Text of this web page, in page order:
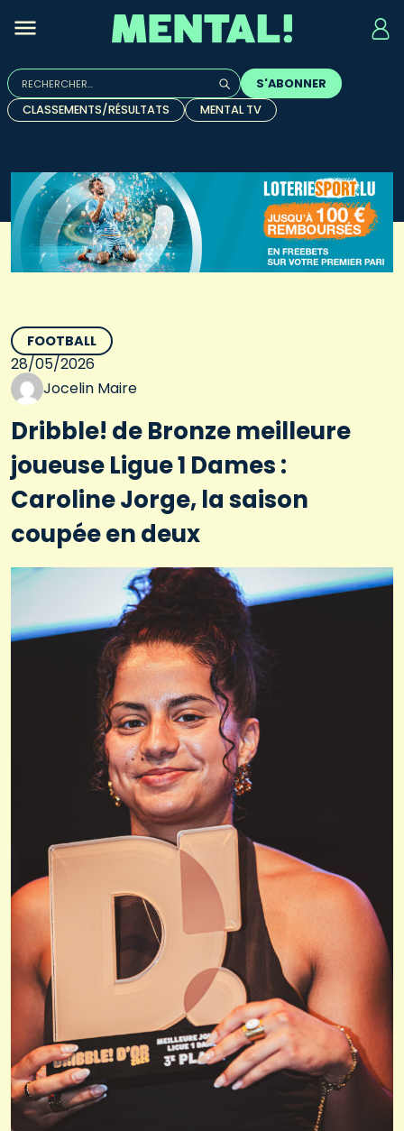
Rechercher :
Quand les résultats de l'auto-complétion sont
S'ABONNER
CLASSEMENTS/RÉSULTATS
MENTAL TV
FOOTBALL
28/05/2026
Jocelin Maire
Dribble! de Bronze meilleure
joueuse Ligue 1 Dames :
Caroline Jorge, la saison
coupée en deux